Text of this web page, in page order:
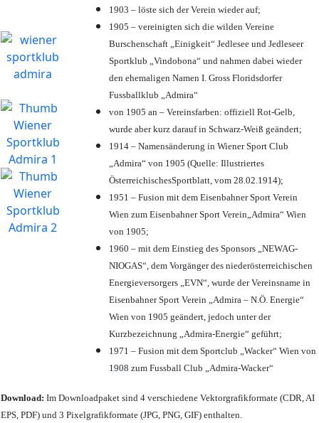
1903 – löste sich der Verein wieder auf;
1905 – vereinigten sich die wilden Vereine
Burschenschaft „Einigkeit“ Jedlesee und Jedleseer
Sportklub „Vindobona“ und nahmen dabei wieder
den ehemaligen Namen I. Gross Floridsdorfer
Fussballklub „Admira“
von 1905 an – Vereinsfarben: offiziell Rot-Gelb,
wurde aber kurz darauf in Schwarz-Weiß geändert;
1914 – Namensänderung in Wiener Sport Club
„Admira“ von 1905 (Quelle: Illustriertes
ÖsterreichischesSportblatt, vom 28.02.1914);
1951 – Fusion mit dem Eisenbahner Sport Verein
Wien zum Eisenbahner Sport Verein„Admira“ Wien
von 1905;
1960 – mit dem Einstieg des Sponsors „NEWAG-
NIOGAS“, dem Vorgänger des niederösterreichischen
Energieversorgers „EVN“, wurde der Vereinsname in
Eisenbahner Sport Verein „Admira – N.Ö. Energie“
Wien von 1905 geändert, jedoch unter der
Kurzbezeichnung „Admira-Energie“ geführt;
1971 – Fusion mit dem Sportclub „Wacker“ Wien von
1908 zum Fussball Club „Admira-Wacker“
Download: Im Downloadpaket sind 4 verschiedene Vektorgrafikformate (CDR, AI
EPS, PDF) und 3 Pixelgrafikformate (JPG, PNG, GIF) enthalten.